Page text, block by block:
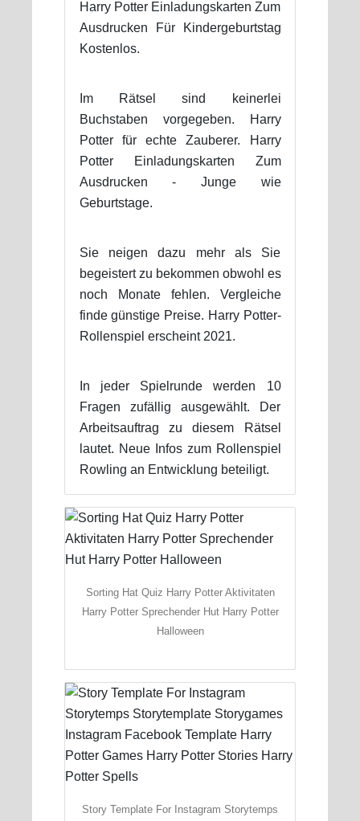
Harry Potter Einladungskarten Zum
Ausdrucken Für Kindergeburtstag
Kostenlos.
Im Rätsel sind keinerlei
Buchstaben vorgegeben. Harry
Potter für echte Zauberer. Harry
Potter Einladungskarten Zum
Ausdrucken - Junge wie
Geburtstage.
Sie neigen dazu mehr als Sie
begeistert zu bekommen obwohl es
noch Monate fehlen. Vergleiche
finde günstige Preise. Harry Potter-
Rollenspiel erscheint 2021.
In jeder Spielrunde werden 10
Fragen zufällig ausgewählt. Der
Arbeitsauftrag zu diesem Rätsel
lautet. Neue Infos zum Rollenspiel
Rowling an Entwicklung beteiligt.
Sorting Hat Quiz Harry Potter Aktivitaten
Harry Potter Sprechender Hut Harry Potter
Halloween
Story Template For Instagram Storytemps